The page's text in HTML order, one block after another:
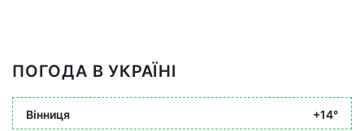
ПОГОДА В УКРАЇНІ
Вінниця +14°